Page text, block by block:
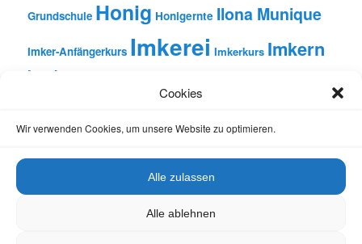
Cookies
Wir verwenden Cookies, um unsere Website zu optimieren.
Alle zulassen
Alle ablehnen
Grundschule Honig Honigernte Ilona Munique
Imker-Anfängerkurs Imkerei Imkerkurs Imkern
Insekten
Natur Oberfranken
Unterricht
Vortrag Wachs